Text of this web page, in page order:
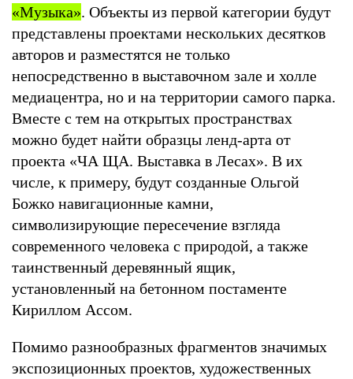
«Музыка». Объекты из первой категории будут
представлены проектами нескольких десятков
авторов и разместятся не только
непосредственно в выставочном зале и холле
медиацентра, но и на территории самого парка.
Вместе с тем на открытых пространствах
можно будет найти образцы ленд-арта от
проекта «ЧА ЩА. Выставка в Лесах». В их
числе, к примеру, будут созданные Ольгой
Божко навигационные камни,
символизирующие пересечение взгляда
современного человека с природой, а также
таинственный деревянный ящик,
установленный на бетонном постаменте
Кириллом Ассом.
Помимо разнообразных фрагментов значимых
экспозиционных проектов, художественных